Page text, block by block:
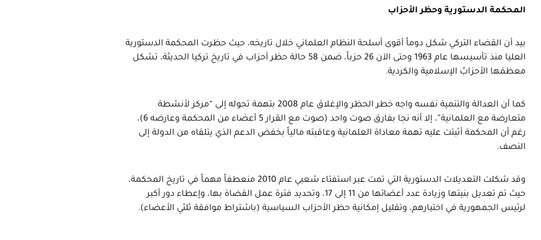
المحكمة الدستورية وحظر الأحزاب
بيد أن القضاء التركي شكل دوماً أقوى أسلحة النظام العلماني خلال تاريخه، حيث حظرت المحكمة الدستورية
العليا منذ تأسيسها عام 1963 وحتى الآن 26 حزباً، ضمن 58 حالة حظر أحزاب في تاريخ تركيا الحديثة، تشكل
معظمَها الأحزابُ الإسلامية والكردية.
كما أن العدالة والتنمية نفسه واجه خطر الحظر والإغلاق عام 2008 بتهمة تحوله إلى “مركز لأنشطة
متعارضة مع العلمانية”، إلا أنه نجا بفارق صوت واحد (صوت مع القرار 5 أعضاء من المحكمة وعارضه 6)،
رغم أن المحكمة أثبتت عليه تهمة معاداة العلمانية وعاقبته مالياً بخفض الدعم الذي يتلقاه من الدولة إلى
النصف.
وقد شكلت التعديلات الدستورية التي تمت عبر استفتاء شعبي عام 2010 منعطفاً مهماً في تاريخ المحكمة،
حيث تم تعديل بنيتها وزيادة عدد أعضائها من 11 إلى 17، وتحديد فترة عمل القضاة بها، وإعطاء دور أكبر
لرئيس الجمهورية في اختيارهم، وتقليل إمكانية حظر الأحزاب السياسية (باشتراط موافقة ثلثي الأعضاء).